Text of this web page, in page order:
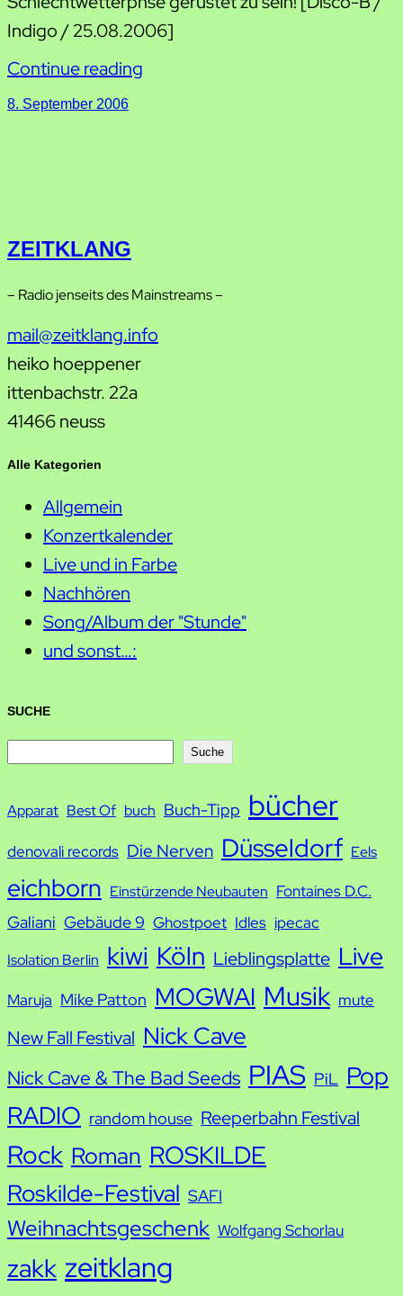
Indigo / 25.08.2006]
Continue reading
8. September 2006
ZEITKLANG
– Radio jenseits des Mainstreams –
mail@zeitklang.info
heiko hoeppener
ittenbachstr. 22a
41466 neuss
Alle Kategorien
Allgemein
Konzertkalender
Live und in Farbe
Nachhören
Song/Album der "Stunde"
und sonst…:
SUCHE
c
Suche
Apparat Best Of buch Buch-Tipp bücher
denovali records Die Nerven Düsseldorf Eels
eichborn Einstürzende Neubauten Fontaines D.C.
Galiani Gebäude 9 Ghostpoet Idles ipecac
Isolation Berlin kiwi Köln Lieblingsplatte Live
Maruja Mike Patton MOGWAI Musik mute
New Fall Festival Nick Cave
Nick Cave & The Bad Seeds PIAS PiL Pop
RADIO random house Reeperbahn Festival
Rock Roman ROSKILDE
Roskilde-Festival SAFI
Weihnachtsgeschenk Wolfgang Schorlau
zakk zeitklang